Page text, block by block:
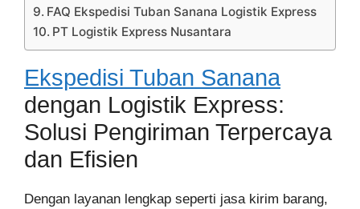
FAQ Ekspedisi Tuban Sanana Logistik Express
PT Logistik Express Nusantara
Ekspedisi Tuban Sanana
dengan Logistik Express:
Solusi Pengiriman Terpercaya
dan Efisien
Dengan layanan lengkap seperti jasa kirim barang,